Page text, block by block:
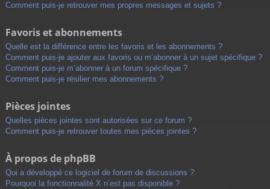
Comment puis-je retrouver mes propres messages et sujets ?
Favoris et abonnements
Quelle est la différence entre les favoris et les abonnements ?
Comment puis-je ajouter aux favoris ou m’abonner à un sujet spécifique ?
Comment puis-je m’abonner à un forum spécifique ?
Comment puis-je résilier mes abonnements ?
Pièces jointes
Quelles pièces jointes sont autorisées sur ce forum ?
Comment puis-je retrouver toutes mes pièces jointes ?
À propos de phpBB
Qui a développé ce logiciel de forum de discussions ?
Pourquoi la fonctionnalité X n’est pas disponible ?